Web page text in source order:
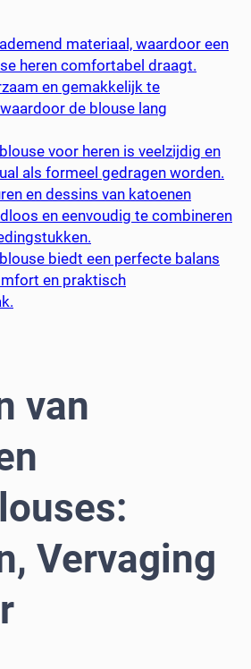
materiaal, waardoor een
heren comfortabel draagt.
en gemakkelijk te
de blouse lang
voor heren is veelzijdig en
als formeel gedragen worden.
en dessins van katoenen
en eenvoudig te combineren
biedt een perfecte balans
en praktisch
van
Vervaging